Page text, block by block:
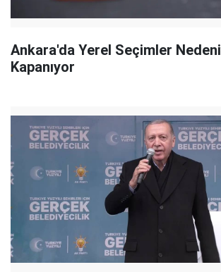
Ankara'da Yerel Seçimler
Kapanıyor